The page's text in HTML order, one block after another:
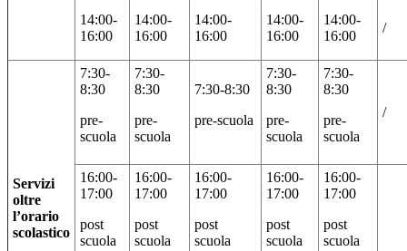
14:00-
16:00
14:00-
16:00
14:00-
16:00
14:00-
16:00
14:00-
16:00
/
Servizi
oltre
l’orario
scolastico
7:30-
8:30
pre-
scuola
7:30-
8:30
pre-
scuola
7:30-8:30
pre-scuola
7:30-
8:30
pre-
scuola
7:30-
8:30
pre-
scuola
/
16:00-
17:00
post
scuola
16:00-
17:00
post
scuola
16:00-
17:00
post
scuola
16:00-
17:00
post
scuola
16:00-
17:00
post
scuola